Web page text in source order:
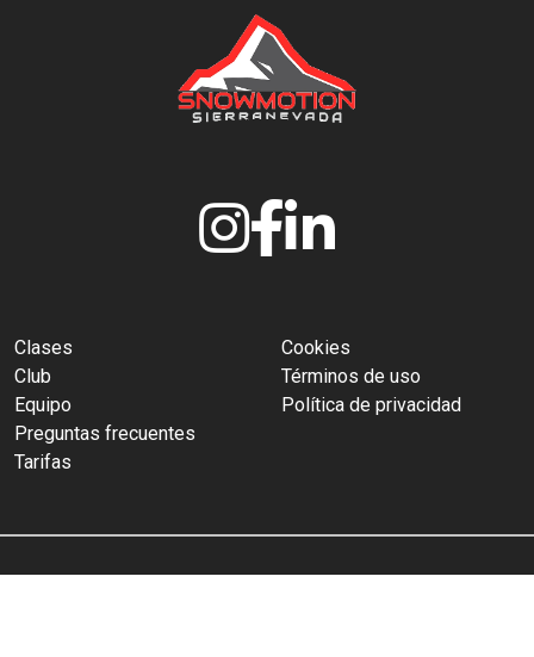
Clases
Club
Equipo
Preguntas frecuentes
Tarifas
Cookies
Términos de uso
Política de privacidad